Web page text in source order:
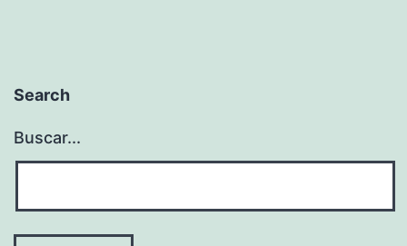
Search
Buscar...